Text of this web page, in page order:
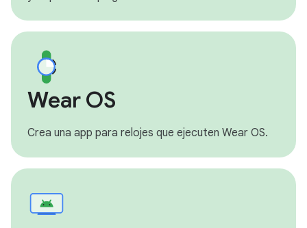
Wear OS
Crea una app para relojes que ejecuten Wear OS.